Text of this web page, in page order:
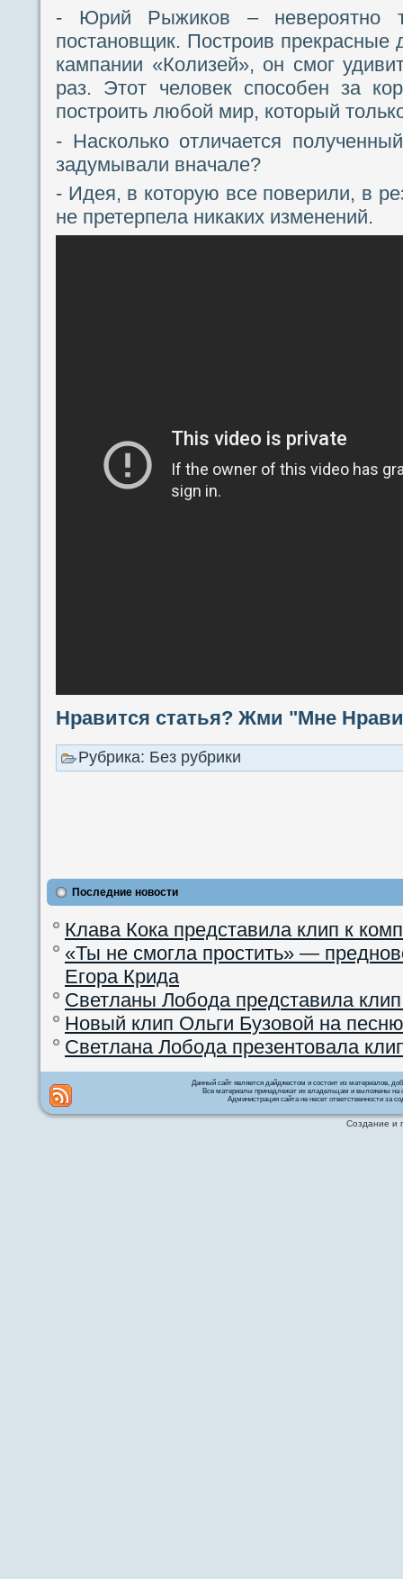
- Юрий Рыжиков – невероятно
постановщик. Построив прекрасные
кампании «Колизей», он смог
раз. Этот человек способен за
построить любой мир, который
- Насколько отличается
задумывали вначале?
- Идея, в которую все поверили, в
не претерпела никаких изменений.
Нравится статья? Жми "Мне
Рубрика: Без рубрики
Последние новости
Клава Кока представила клип к
«Ты не смогла простить» —
Егора Крида
Светланы Лобода представила
Новый клип Ольги Бузовой на
Светлана Лобода презентовала
Данный сайт является дайджестом и состоит из материалов,
Все материалы принадлежат их владельцам и выложены на
Администрация сайта не несет ответственности за
Создание и